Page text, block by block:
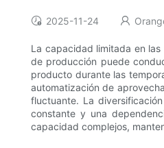
2025-11-24
La capacidad limitada en
de producción puede
producto durante las
automatización de
fluctuante. La
constante y una
capacidad complejos,